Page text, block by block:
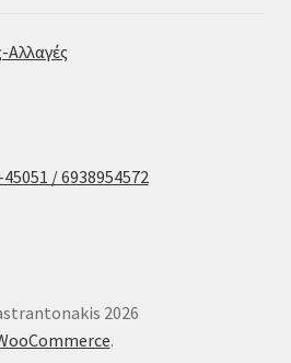
/ 6938954572
2026
.